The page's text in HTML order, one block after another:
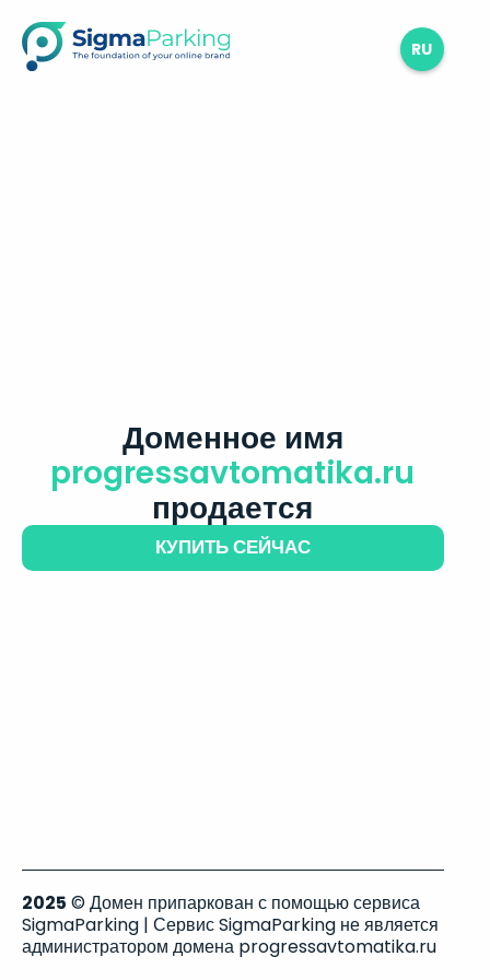
RU
Доменное имя
progressavtomatika.ru
продается
КУПИТЬ СЕЙЧАС
2025 © Домен припаркован с помощью сервиса
SigmaParking | Сервис SigmaParking не является
администратором домена progressavtomatika.ru